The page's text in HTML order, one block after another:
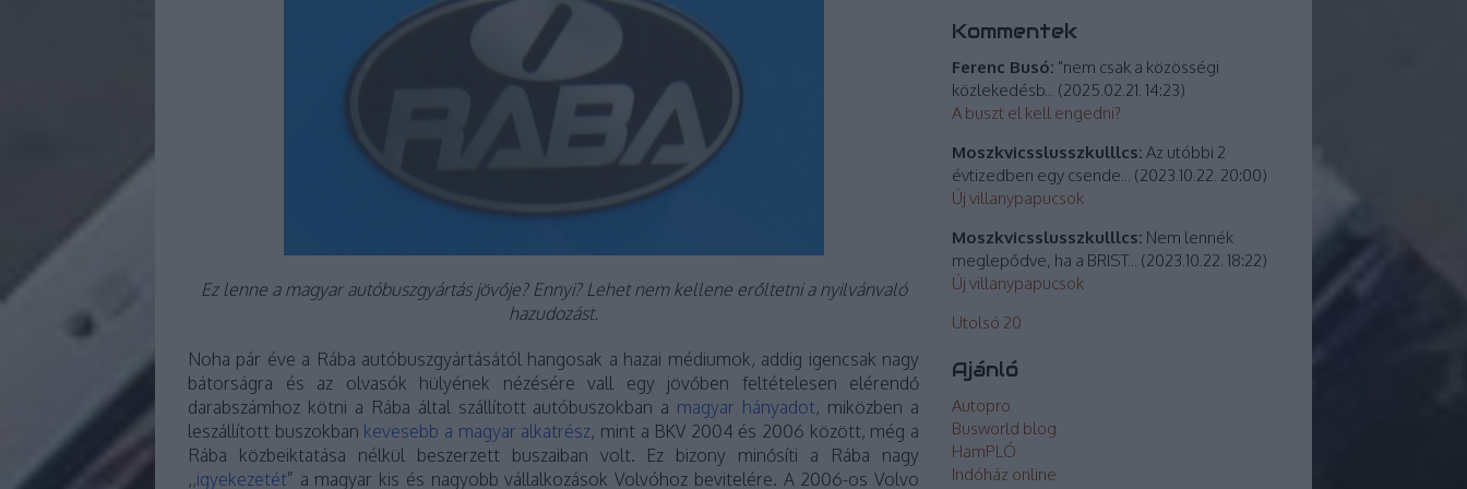
Ez lenne a magyar autóbuszgyártás jövője? Ennyi? Lehet nem kellene erőltetni a nyilvánvaló
hazudozást.
Noha pár éve a Rába autóbuszgyártásától hangosak a hazai médiumok, addig igencsak nagy
bátorságra és az olvasók hülyének nézésére vall egy jövőben feltételesen elérendő
darabszámhoz kötni a Rába által szállított autóbuszokban a magyar hányadot, miközben a
leszállított buszokban kevesebb a magyar alkatrész, mint a BKV 2004 és 2006 között, még a
Rába közbeiktatása nélkül beszerzett buszaiban volt. Ez bizony minősíti a Rába nagy
,,igyekezetét” a magyar kis és nagyobb vállalkozások Volvóhoz bevitelére. A 2006-os Volvo
Kommentek
Ferenc Busó: "nem csak a közösségi
közlekedésb... (2025.02.21. 14:23)
A buszt el kell engedni?
Moszkvicsslusszkulllcs: Az utóbbi 2
évtizedben egy csende... (2023.10.22. 20:00)
Új villanypapucsok
Moszkvicsslusszkulllcs: Nem lennék
meglepődve, ha a BRIST... (2023.10.22. 18:22)
Új villanypapucsok
Utolsó 20
Ajánló
Autopro
Busworld blog
HamPLÓ
Indóház online